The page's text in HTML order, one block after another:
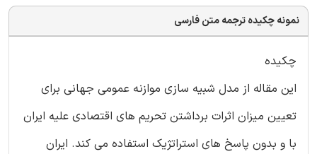
نمونه چکیده ترجمه متن فارسی
چکیده
این مقاله از مدل شبیه سازی موازنه عمومی جهانی برای
تعیین میزان اثرات برداشتن تحریم های اقتصادی علیه ایران
با و بدون پاسخ های استراتژیک استفاده می کند. ایران